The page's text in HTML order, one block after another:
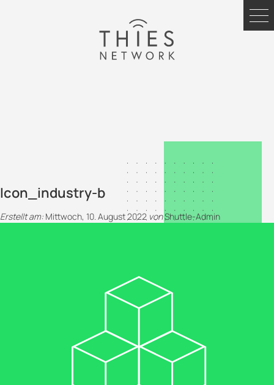
Icon_industry-b
Erstellt am: Mittwoch, 10. August 2022 vonShuttle-Admin